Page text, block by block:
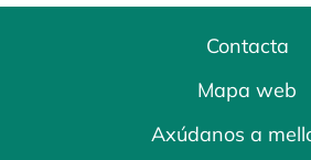
Contacta
Mapa web
Axúdanos a